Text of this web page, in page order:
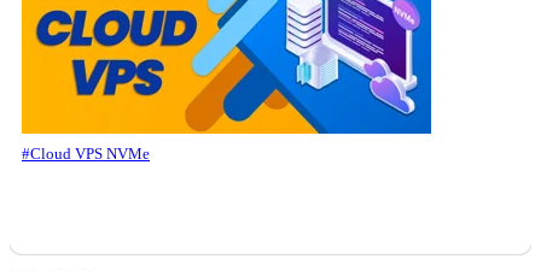
#Cloud VPS NVMe